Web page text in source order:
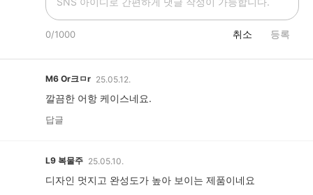
0/1000 취소 등록
M6 Or크ㅁr 25.05.12.
깔끔한 어항 케이스네요.
답글
L9 복물주 25.05.10.
디자인 멋지고 완성도가 높아 보이는 제품이네요